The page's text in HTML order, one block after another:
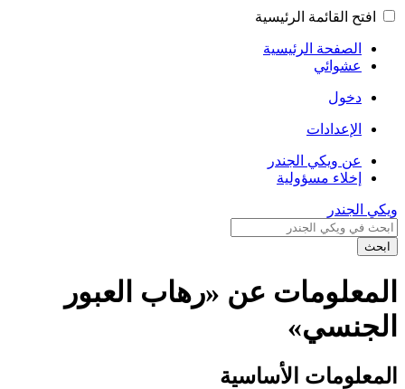
افتح القائمة الرئيسية
الصفحة الرئيسية
عشوائي
دخول
الإعدادات
عن ويكي الجندر
إخلاء مسؤولية
ويكي الجندر
ابحث
المعلومات عن «رهاب العبور
الجنسي»
المعلومات الأساسية